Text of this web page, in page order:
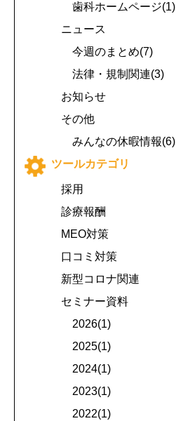
歯科ホームページ(1)
ニュース
今週のまとめ(7)
法律・規制関連(3)
お知らせ
その他
みんなの休暇情報(6)
ツールカテゴリ
採用
診療報酬
MEO対策
口コミ対策
新型コロナ関連
セミナー資料
2026(1)
2025(1)
2024(1)
2023(1)
2022(1)